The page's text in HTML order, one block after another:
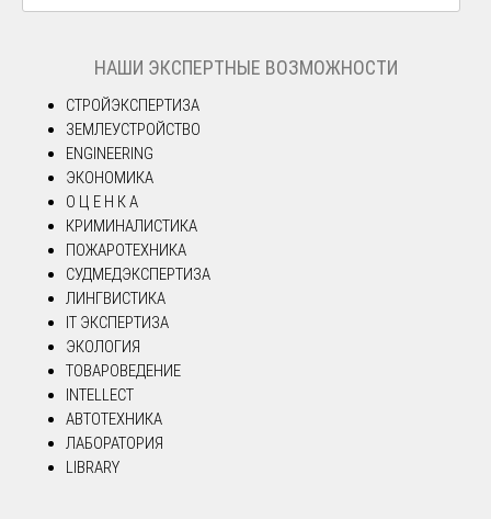
НАШИ ЭКСПЕРТНЫЕ ВОЗМОЖНОСТИ
СТРОЙЭКСПЕРТИЗА
ЗЕМЛЕУСТРОЙСТВО
ENGINEERING
ЭКОНОМИКА
О Ц Е Н К А
КРИМИНАЛИСТИКА
ПОЖАРОТЕХНИКА
СУДМЕДЭКСПЕРТИЗА
ЛИНГВИСТИКА
IT ЭКСПЕРТИЗА
ЭКОЛОГИЯ
ТОВАРОВЕДЕНИЕ
INTELLECT
АВТОТЕХНИКА
ЛАБОРАТОРИЯ
LIBRARY